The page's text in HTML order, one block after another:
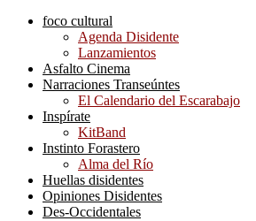
foco cultural
Agenda Disidente
Lanzamientos
Asfalto Cinema
Narraciones Transeúntes
El Calendario del Escarabajo
Inspírate
KitBand
Instinto Forastero
Alma del Río
Huellas disidentes
Opiniones Disidentes
Des-Occidentales